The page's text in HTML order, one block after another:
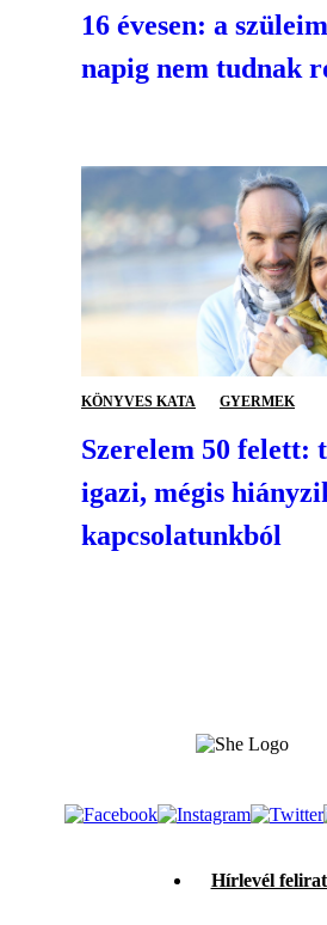
16 évesen: a
napig nem tudnak
KÖNYVES KATA GYERMEK
Szerelem 50 felett:
igazi, mégis
kapcsolatunkból
Hírlevél